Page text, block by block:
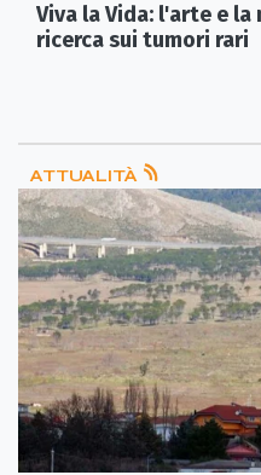
Viva la Vida: l'arte e
ricerca sui tumori rari
ATTUALITÀ